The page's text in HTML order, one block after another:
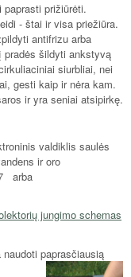
prižiūrėti.
- štai ir visa priežiūra.
antifrizu arba
pradės šildyti ankstyvą
siurbliai, nei
gesti kaip ir nėra kam.
ir yra seniai atsipirkę.
valdiklis saulės
ir oro
arba
jungimo schemas
paprasčiausią